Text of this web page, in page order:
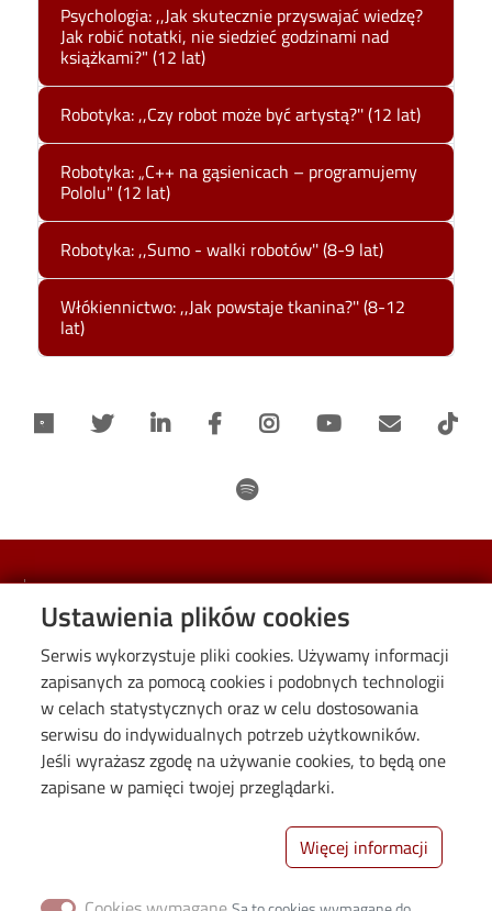
Ustawienia plików cookies
Serwis wykorzystuje pliki cookies. Używamy informacji
zapisanych za pomocą cookies i podobnych technologii
w celach statystycznych oraz w celu dostosowania
serwisu do indywidualnych potrzeb użytkowników.
Jeśli wyrażasz zgodę na używanie cookies, to będą one
zapisane w pamięci twojej przeglądarki.
Więcej informacji
Psychologia: ,,Jak skutecznie przyswajać wiedzę?
Jak robić notatki, nie siedzieć godzinami nad
książkami?" (12 lat)
Robotyka: ,,Czy robot może być artystą?'' (12 lat)
Robotyka: „C++ na gąsienicach – programujemy
Pololu" (12 lat)
Robotyka: ,,Sumo - walki robotów'' (8-9 lat)
Włókiennictwo: ,,Jak powstaje tkanina?'' (8-12
lat)
Informacje
O nas
Kontakt
Opinie Rodziców
Polityka prywatności
Deklaracja dostępności cyfrowej